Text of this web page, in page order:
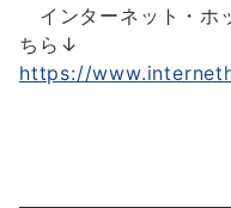
インターネット・ホ
ちら↓
https://